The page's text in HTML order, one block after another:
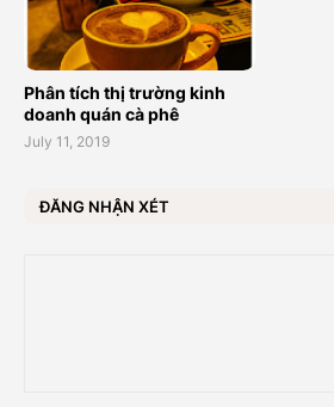
Phân tích thị trường kinh
doanh quán cà phê
July 11, 2019
ĐĂNG NHẬN XÉT